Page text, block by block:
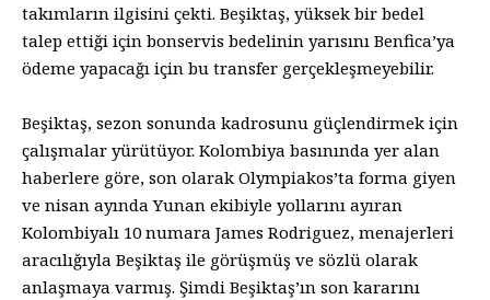
takımların ilgisini çekti. Beşiktaş, yüksek bir bedel
talep ettiği için bonservis bedelinin yarısını Benfica’ya
ödeme yapacağı için bu transfer gerçekleşmeyebilir.
Beşiktaş, sezon sonunda kadrosunu güçlendirmek için
çalışmalar yürütüyor. Kolombiya basınında yer alan
haberlere göre, son olarak Olympiakos’ta forma giyen
ve nisan ayında Yunan ekibiyle yollarını ayıran
Kolombiyalı 10 numara James Rodriguez, menajerleri
aracılığıyla Beşiktaş ile görüşmüş ve sözlü olarak
anlaşmaya varmış. Şimdi Beşiktaş’ın son kararını